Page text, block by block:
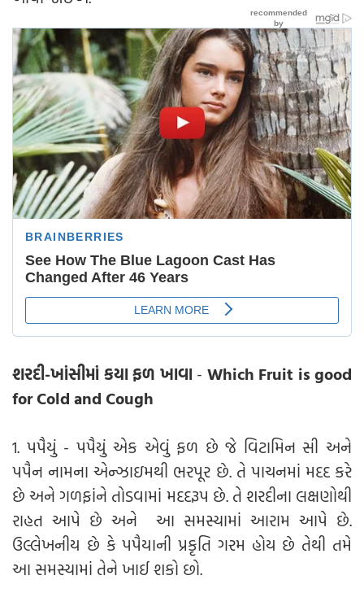
શરદી-ખાંસીમાં કયા ફળ ખાવા - Which Fruit is good
for Cold and Cough
1. પપૈયું - પપૈયું એક એવું ફળ છે જે વિટામિન સી અને
પપૈન નામના એન્ઝાઇમથી ભરપૂર છે. તે પાચનમાં મદદ કરે
છે અને ગળફાંને તોડવામાં મદદરૂપ છે. તે શરદીના લક્ષણોથી
રાહત આપે છે અને આ સમસ્યામાં આરામ આપે છે.
ઉલ્લેખનીય છે કે પપૈયાની પ્રકૃતિ ગરમ હોય છે તેથી તમે
આ સમસ્યામાં તેને ખાઈ શકો છો.